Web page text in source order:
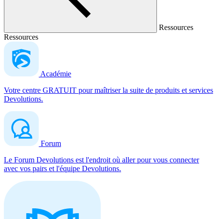
Ressources
Ressources
Académie
Votre centre GRATUIT pour maîtriser la suite de produits et services
Devolutions.
Forum
Le Forum Devolutions est l'endroit où aller pour vous connecter
avec vos pairs et l'équipe Devolutions.